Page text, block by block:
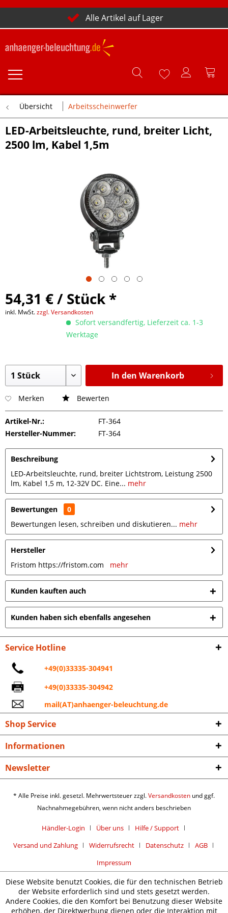
Alle Artikel auf Lager
Übersicht Arbeitsscheinwerfer
LED-Arbeitsleuchte, rund, breiter Licht,
2500 lm, Kabel 1,5m
54,31 € / Stück *
inkl. MwSt.zzgl. Versandkosten
Sofort versandfertig, Lieferzeit ca. 1-3
Werktage
In den Warenkorb
Merken Bewerten
Artikel-Nr.:
FT-364
Hersteller-Nummer:
FT-364
Beschreibung
LED-Arbeitsleuchte, rund, breiter Lichtstrom, Leistung 2500
lm, Kabel 1,5 m, 12-32V DC. Eine... mehr
Bewertungen
0
Bewertungen lesen, schreiben und diskutieren... mehr
Hersteller
Fristom https://fristom.com mehr
Kunden kauften auch
Kunden haben sich ebenfalls angesehen
Service Hotline
+49(0)33335-304941
+49(0)33335-304942
mail(AT)anhaenger-beleuchtung.de
Shop Service
Informationen
Newsletter
* Alle Preise inkl. gesetzl. Mehrwertsteuer zzgl.Versandkosten und ggf.
Nachnahmegebühren, wenn nicht anders beschrieben
Händler-Login Über uns
Hilfe / Support
Versand und Zahlung
Widerrufsrecht Datenschutz
AGB
Impressum
Diese Website benutzt Cookies, die für den technischen Betrieb
der Website erforderlich sind und stets gesetzt werden.
Andere Cookies, die den Komfort bei Benutzung dieser Website
erhöhen, der Direktwerbung dienen oder die Interaktion mit